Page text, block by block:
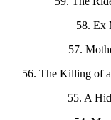
58. Ex
57.
56. The Killing of
55. A